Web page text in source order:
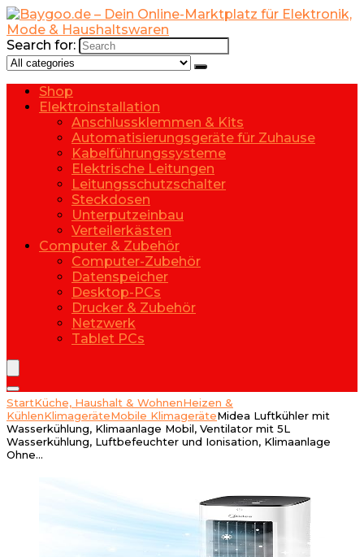
Search for:
Shop
Elektroinstallation
Anschlussklemmen & Kits
Automatisierungsgeräte für Zuhause
Kabelführungssysteme
Elektrische Leitungen
Leitungsschutzschalter
Steckdosen
Unterputzeinbau
Verteilerkästen
Computer & Zubehör
Computer-Zubehör
Datenspeicher
Desktop-PCs
Drucker & Zubehör
Netzwerk
Tablet PCs
StartKüche, Haushalt & WohnenHeizen &
KühlenKlimageräteMobile KlimageräteMidea Luftkühler mit
Wasserkühlung, Klimaanlage Mobil, Ventilator mit 5L
Wasserkühlung, Luftbefeuchter und Ionisation, Klimaanlage
Ohne…